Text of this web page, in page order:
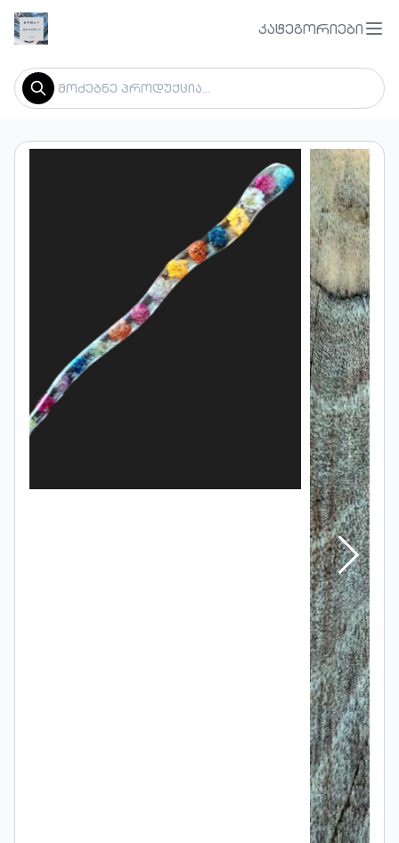
კატეგორიები